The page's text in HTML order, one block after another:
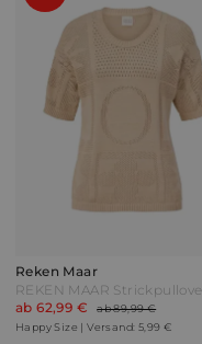
Reken Maar
ab 62,99 €
ab 89,99 €
Happy Size | Versand: 5,99 €